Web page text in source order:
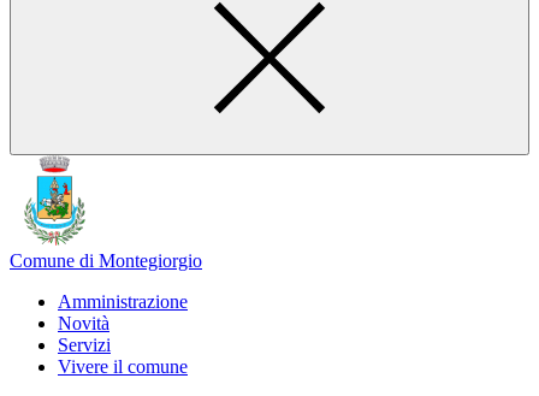
Comune di Montegiorgio
Amministrazione
Novità
Servizi
Vivere il comune